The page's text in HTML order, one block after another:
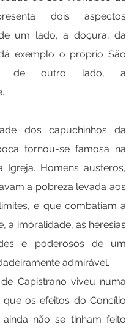
dois aspectos
um lado, a doçura, da
exemplo o próprio São
de outro lado, a
dos capuchinhos da
tornou-se famosa na
Igreja. Homens austeros,
a pobreza levada aos
e que combatiam a
a imoralidade, as heresias
e poderosos de um
admirável.
Capistrano viveu numa
os efeitos do Concílio
não se tinham feito